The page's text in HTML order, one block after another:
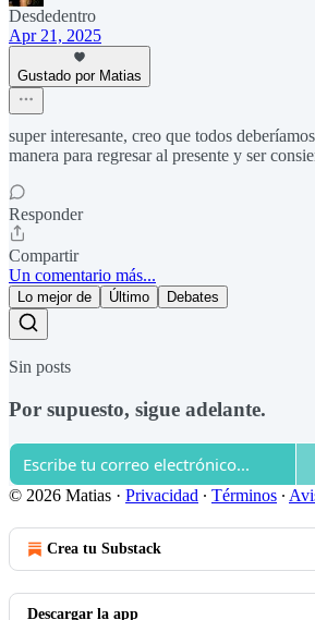
Desdedentro
Apr 21, 2025
Gustado por Matias
super interesante, creo que todos
manera para regresar al presente y ser
Responder
Compartir
Un comentario más...
Lo mejor de Último Debates
Sin posts
Por supuesto, sigue adelante.
© 2026 Matias · Privacidad ∙ Términos ∙
Crea tu Substack
Descargar la app